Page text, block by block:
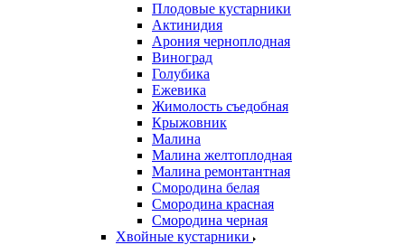
Плодовые кустарники
Актинидия
Арония черноплодная
Виноград
Голубика
Ежевика
Жимолость съедобная
Крыжовник
Малина
Малина желтоплодная
Малина ремонтантная
Смородина белая
Смородина красная
Смородина черная
Хвойные кустарники